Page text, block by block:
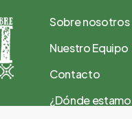
Sobre nosotros
Nuestro Equipo
Contacto
¿Dónde